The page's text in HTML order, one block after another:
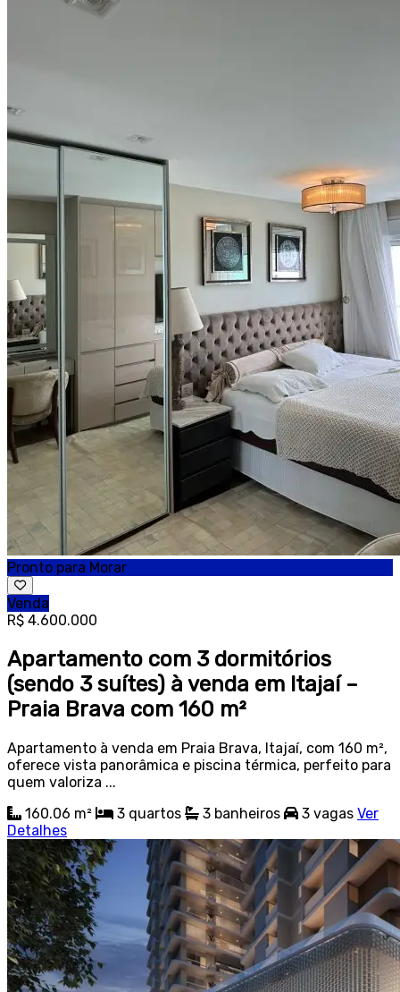
Pronto para Morar
Venda
R$ 4.600.000
Apartamento com 3 dormitórios
(sendo 3 suítes) à venda em Itajaí –
Praia Brava com 160 m²
Apartamento à venda em Praia Brava, Itajaí, com 160 m²,
oferece vista panorâmica e piscina térmica, perfeito para
quem valoriza ...
160.06 m²
3 quartos 3 banheiros 3 vagas Ver
Detalhes